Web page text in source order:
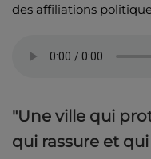
des affiliations
"Une ville qui
qui rassure et